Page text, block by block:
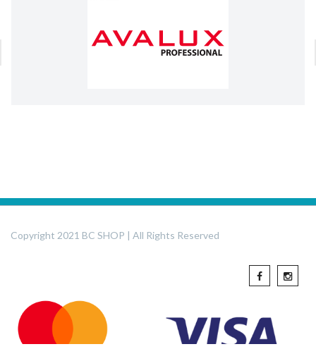
Copyright 2021 BC SHOP | All Rights Reserved